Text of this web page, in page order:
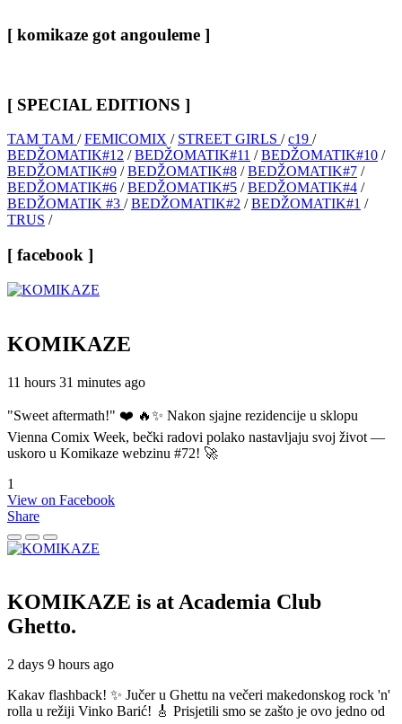
[ komikaze got angouleme ]
[ SPECIAL EDITIONS ]
TAM TAM /FEMICOMIX / STREET GIRLS /c19 /
BEDŽOMATIK#12 /BEDŽOMATIK#11 /BEDŽOMATIK#10 /
BEDŽOMATIK#9 /BEDŽOMATIK#8 /BEDŽOMATIK#7 /
BEDŽOMATIK#6 /BEDŽOMATIK#5 /BEDŽOMATIK#4 /
BEDŽOMATIK #3 /BEDŽOMATIK#2 /BEDŽOMATIK#1 /
TRUS /
[ facebook ]
KOMIKAZE
11 hours 31 minutes ago
"Sweet aftermath!" ❤️ 🔥✨ Nakon sjajne rezidencije u sklopu
Vienna Comix Week, bečki radovi polako nastavljaju svoj život —
uskoro u Komikaze webzinu #72! 🚀
1
View on Facebook
Share
KOMIKAZE is at Academia Club
Ghetto.
2 days 9 hours ago
Kakav flashback! ✨ Jučer u Ghettu na večeri makedonskog rock 'n'
rolla u režiji Vinko Barić! 🎸 Prisjetili smo se zašto je ovo jedno od